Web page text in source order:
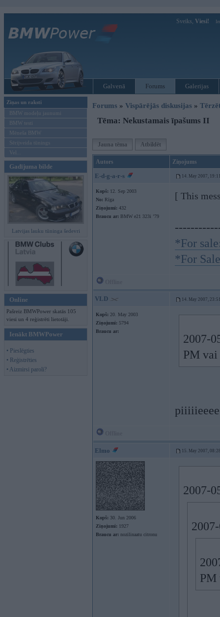
Sveiks, Viesi!
Galvenā Forums Galerijas
Ziņas un raksti
BMW modeļu jaunumi
BMW testi
Mēneša BMW
Sērijveida tūnings
Vel...
Gadījuma bilde
Latvijas lauku tūninga šedevri
Online
Pašreiz BMWPower skatās 105
viesi un 4 reģistrēti lietotāji.
Ienākt BMWPower
• Pieslēgties
• Reģistrēties
• Aizmirsi paroli?
Forums » Vispārējās diskusijas »
Tēma: Nekustamais īpašums II
Jauna tēma Atbildēt
Autors Ziņojums
E-d-g-a-r-s 14. May 2007,
Kopš: 12. Sep 2003
No: Rīga
Ziņojumi: 432
Braucu ar: BMW e21 323i ’79
[ This
*For
*For
VLD 14. May 2007,
Kopš: 20. May 2003
Ziņojumi: 5794
Braucu ar:
2007-
PM vai
Elmo 15. May 2007,
Kopš: 30. Jun 2006
Ziņojumi: 1927
Braucu ar: nozilinaatu citronu
2007-
PM